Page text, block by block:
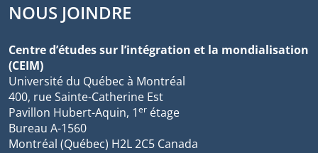
NOUS JOINDRE
Centre d’études sur l’intégration et la mondialisation
(CEIM)
Université du Québec à Montréal
400, rue Sainte-Catherine Est
Pavillon Hubert-Aquin, 1er étage
Bureau A-1560
Montréal (Québec) H2L 2C5 Canada